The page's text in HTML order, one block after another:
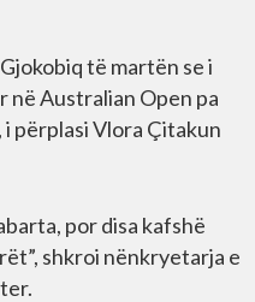
të martën se i
në Australian Open pa
përplasi Vlora Çitakun
por disa kafshë
shkroi nënkryetarja e